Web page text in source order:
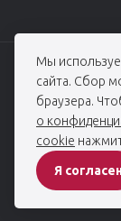
Мы
сайта. Сбор
браузера.
о
cookie
Я
© 2006 — 2026,
При использовании
Все права защищены
ПОЛИТИКА
Разработка сайта -